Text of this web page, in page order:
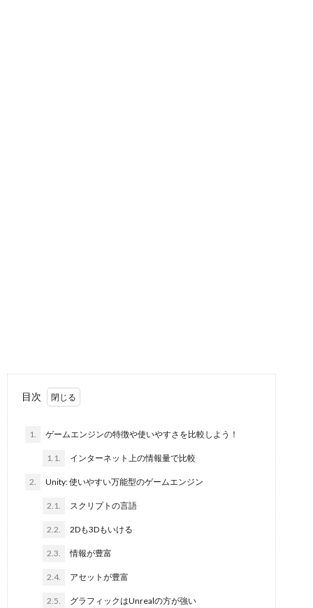
目次
1. ゲームエンジンの特徴や使いやすさを比較しよう！
1.1. インターネット上の情報量で比較
2. Unity: 使いやすい万能型のゲームエンジン
2.1. スクリプトの言語
2.2. 2Dも3Dもいける
2.3. 情報が豊富
2.4. アセットが豊富
2.5. グラフィックはUnrealの方が強い